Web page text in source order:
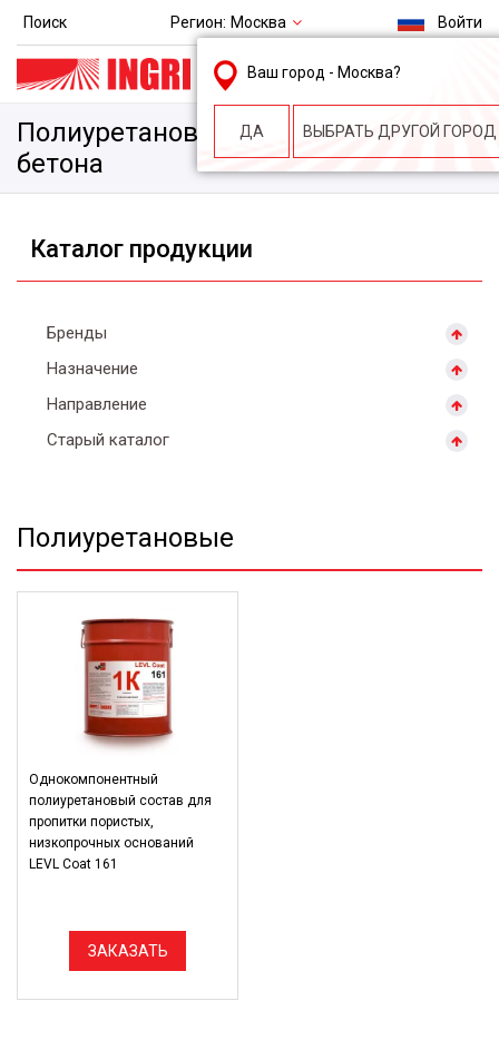
Поиск Регион: Москва
Ваш город - Москва?
ДА ВЫБРАТЬ ДРУГОЙ ГОРОД
Войти
msk@ingri.ru
пн. – пт.: 9.00-18.00
Полиуретановая пропитка для
бетона
Каталог продукции
Бренды
Назначение
Направление
Старый каталог
Полиуретановые
Однокомпонентный
полиуретановый состав для
пропитки пористых,
низкопрочных оснований
LEVL Coat 161
ЗАКАЗАТЬ